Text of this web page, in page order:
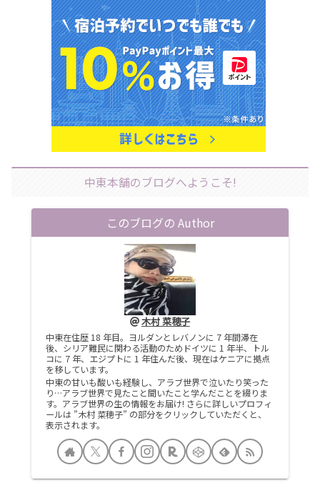
中東本舗のブログへようこそ!
このブログの Author
木村 菜穂子
中東在住歴 18 年目。ヨルダンとレバノンに 7 年間滞在
後、シリア難民に関わる活動のためドイツに 1 年半、トル
コに 7 年、エジプトに 1 年住んだ後、現在はケニアに拠点
を移しています。
中東の甘いも酸いも経験し、アラブ世界で泣いたり笑った
り…アラブ世界で見たこと聞いたこと学んだことを綴りま
す。アラブ世界の生の情報をお届け! さらに詳しいプロフィ
ールは ”木村 菜穂子” の部分をクリックしていただくと、
表示されます。